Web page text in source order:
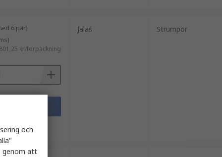
6 par)
801,25 kr/förpackning
Jalas Strumpor
och
genom att